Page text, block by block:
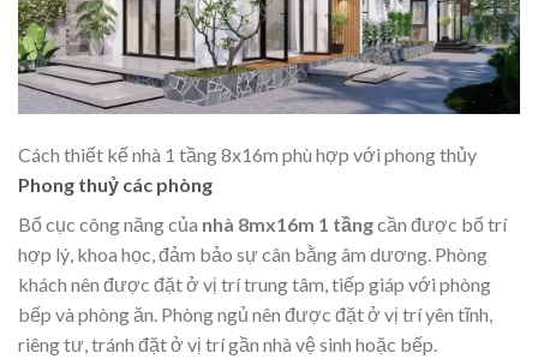
Cách thiết kế nhà 1 tầng 8x16m phù hợp với phong thủy
Phong thuỷ các phòng
Bố cục công năng của nhà 8mx16m 1 tầngcần được bố trí
hợp lý, khoa học, đảm bảo sự cân bằng âm dương. Phòng
khách nên được đặt ở vị trí trung tâm, tiếp giáp với phòng
bếp và phòng ăn. Phòng ngủ nên được đặt ở vị trí yên tĩnh,
riêng tư, tránh đặt ở vị trí gần nhà vệ sinh hoặc bếp.